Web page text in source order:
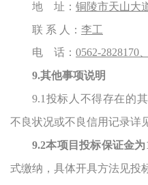
地
址： 铜陵市天山大
联 系 人： 李工
电
话： 0562-2828170
9.其他事项说明
9.1 投标人不得存在的
不良状况或不良信用记录详
9.2本项目投标保证金为
式缴纳，具体开具方法见投